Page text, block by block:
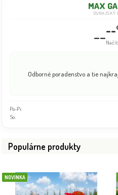
MAX
DUNAJSKÝ
--°C
Info
Odborné poradenstvo a tie
Po-Pi:
So:
Populárne produkty
NOVINKA